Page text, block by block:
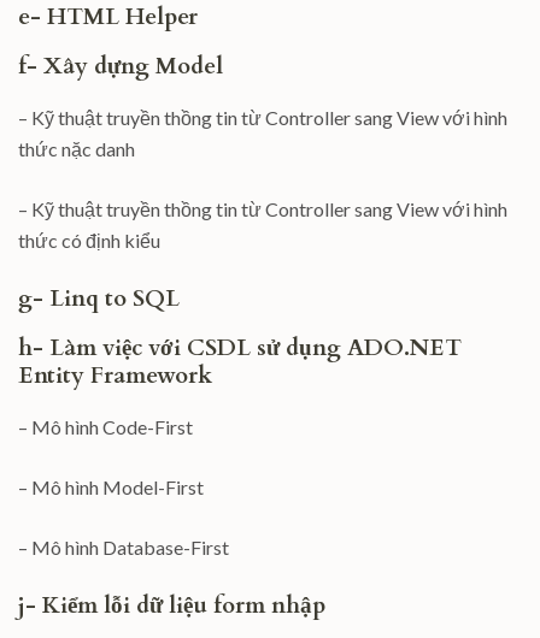
e- HTML Helper
f- Xây dựng Model
– Kỹ thuật truyền thồng tin từ Controller sang View với hình
thức nặc danh
– Kỹ thuật truyền thồng tin từ Controller sang View với hình
thức có định kiểu
g- Linq to SQL
h- Làm việc với CSDL sử dụng ADO.NET
Entity Framework
– Mô hình Code-First
– Mô hình Model-First
– Mô hình Database-First
j- Kiểm lỗi dữ liệu form nhập